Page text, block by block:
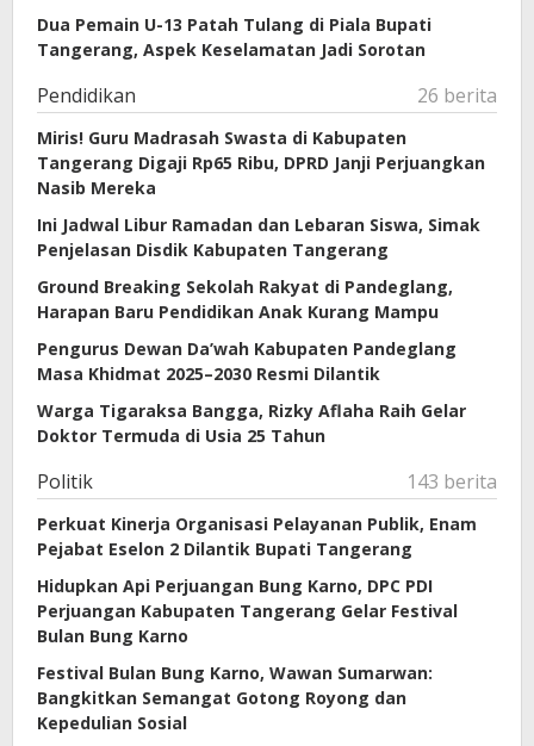
Dua Pemain U-13 Patah Tulang di Piala Bupati
Tangerang, Aspek Keselamatan Jadi Sorotan
Pendidikan 26 berita
Miris! Guru Madrasah Swasta di Kabupaten
Tangerang Digaji Rp65 Ribu, DPRD Janji Perjuangkan
Nasib Mereka
Ini Jadwal Libur Ramadan dan Lebaran Siswa, Simak
Penjelasan Disdik Kabupaten Tangerang
Ground Breaking Sekolah Rakyat di Pandeglang,
Harapan Baru Pendidikan Anak Kurang Mampu
Pengurus Dewan Da’wah Kabupaten Pandeglang
Masa Khidmat 2025–2030 Resmi Dilantik
Warga Tigaraksa Bangga, Rizky Aflaha Raih Gelar
Doktor Termuda di Usia 25 Tahun
Politik 143 berita
Perkuat Kinerja Organisasi Pelayanan Publik, Enam
Pejabat Eselon 2 Dilantik Bupati Tangerang
Hidupkan Api Perjuangan Bung Karno, DPC PDI
Perjuangan Kabupaten Tangerang Gelar Festival
Bulan Bung Karno
Festival Bulan Bung Karno, Wawan Sumarwan:
Bangkitkan Semangat Gotong Royong dan
Kepedulian Sosial